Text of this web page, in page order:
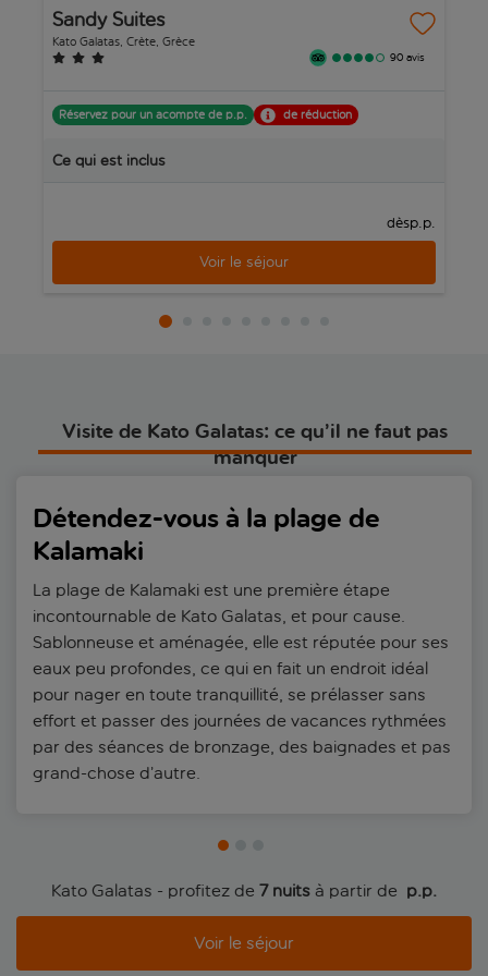
et idéalement situées. Venez pour la plage, restez pour le rythme
tranquille, et laissez la Crète occidentale vous séduire.
Sandy Suites
Kato Galatas, Crète, Grèce
90 avis
Réservez pour un acompte de p.p. de réduction
Ce qui est inclus
dèsp.p.
Voir le séjour
Visite de Kato Galatas: ce qu’il ne faut pas
manquer
Détendez-vous à la plage de
Kalamaki
La plage de Kalamaki est une première étape
incontournable de Kato Galatas, et pour cause.
Sablonneuse et aménagée, elle est réputée pour ses
eaux peu profondes, ce qui en fait un endroit idéal
pour nager en toute tranquillité, se prélasser sans
effort et passer des journées de vacances rythmées
par des séances de bronzage, des baignades et pas
grand-chose d’autre.
Kato Galatas - profitez de 7 nuits à partir de p.p.
Voir le séjour